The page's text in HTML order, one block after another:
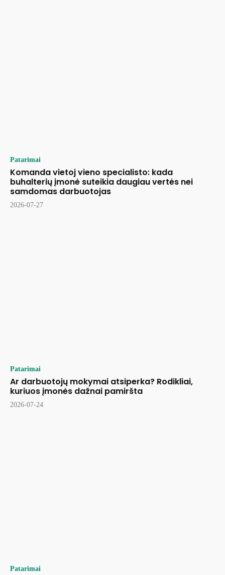
Patarimai
Komanda vietoj vieno specialisto: kada
buhalterių įmonė suteikia daugiau vertės nei
samdomas darbuotojas
2026-07-27
Patarimai
Ar darbuotojų mokymai atsiperka? Rodikliai,
kuriuos įmonės dažnai pamiršta
2026-07-24
Patarimai